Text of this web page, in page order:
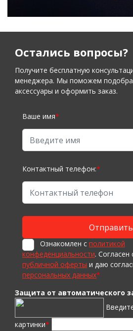
Остались вопросы?
Получите бесплатную
менеджера. Мы поможем
аксессуары и оформить заказ.
Ваше имя*
Контактный телефон:*
Ознакомлен с политикой
конфеденциальности. Согласен
публичной оферты и даю
персональных данных*
Защита от автоматического
картинки*